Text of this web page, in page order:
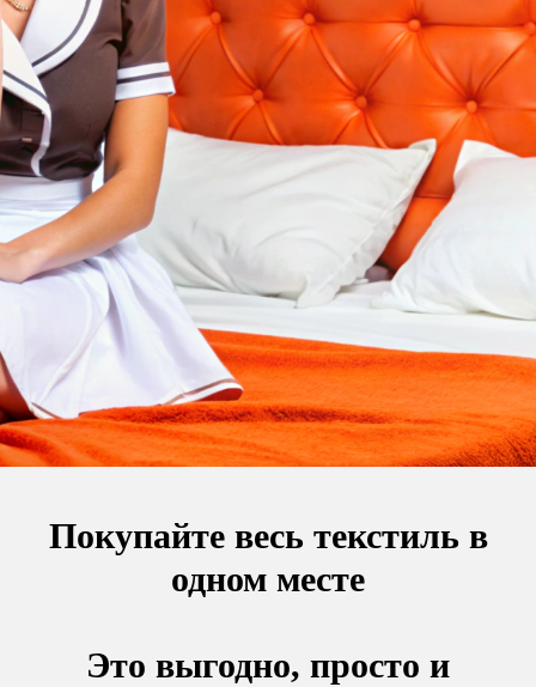
Покупайте весь текстиль в
одном месте
Это выгодно, просто и